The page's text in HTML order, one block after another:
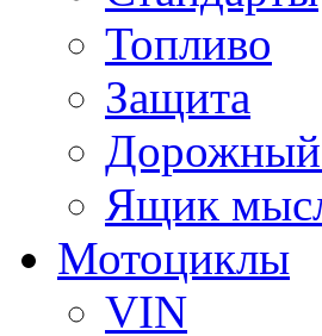
Топливо
Защита
Ящик
Мотоциклы
VIN